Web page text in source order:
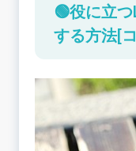
🟢役に立
する方法[